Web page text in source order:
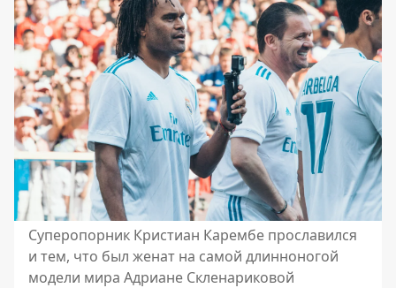
Суперопорник Кристиан Карембе прославился
и тем, что был женат на самой длинноногой
модели мира Адриане Скленариковой